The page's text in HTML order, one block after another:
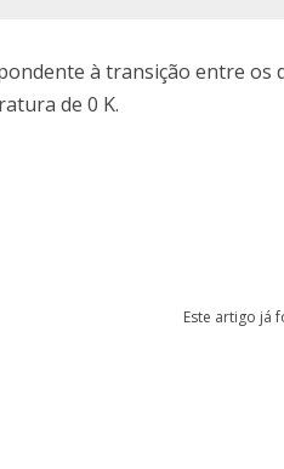
à transição entre os
de 0 K.
Este artigo já